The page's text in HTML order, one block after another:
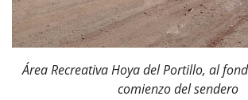
Área Recreativa Hoya del Portillo, al
comienzo del sendero